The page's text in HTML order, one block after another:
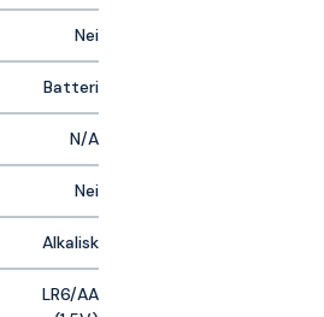
Nei
Batteri
N/A
Nei
Alkalisk
LR6/AA